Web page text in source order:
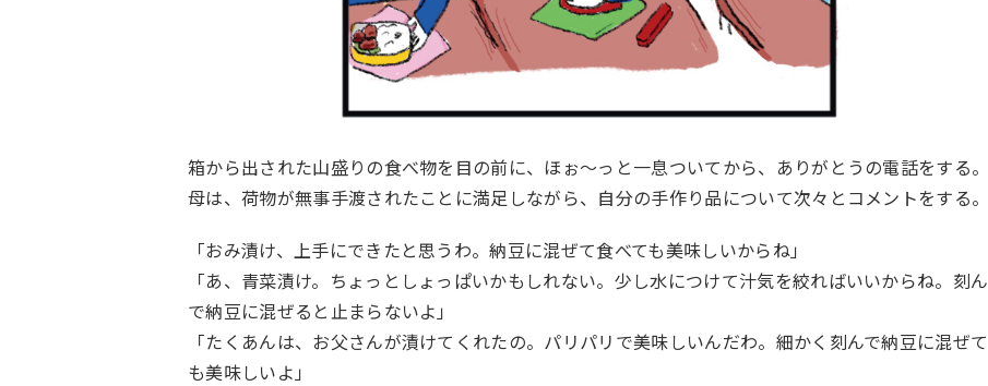
箱から出された山盛りの食べ物を目の前に、ほぉ～っと一息ついてから、ありがとうの電話をする。
母は、荷物が無事手渡されたことに満足しながら、自分の手作り品について次々とコメントをする。
「おみ漬け、上手にできたと思うわ。納豆に混ぜて食べても美味しいからね」
「あ、青菜漬け。ちょっとしょっぱいかもしれない。少し水につけて汁気を絞ればいいからね。刻ん
で納豆に混ぜると止まらないよ」
「たくあんは、お父さんが漬けてくれたの。パリパリで美味しいんだわ。細かく刻んで納豆に混ぜて
も美味しいよ」